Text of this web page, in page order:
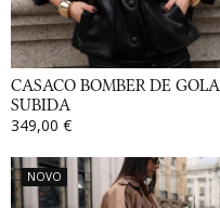
CASACO BOMBER DE GOLA
SUBIDA
349,00 €
NOVO